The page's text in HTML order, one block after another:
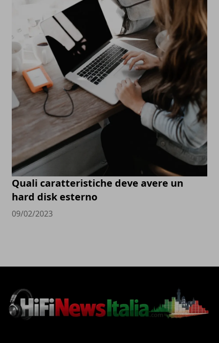
Quali caratteristiche deve avere un
hard disk esterno
09/02/2023